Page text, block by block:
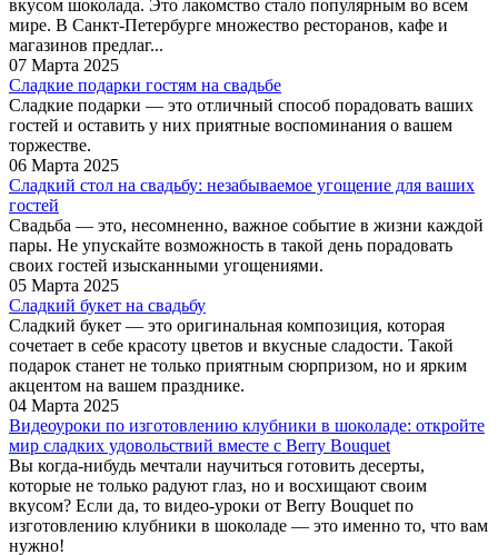
вкусом шоколада. Это лакомство стало популярным во всем
мире. В Санкт-Петербурге множество ресторанов, кафе и
магазинов предлаг...
07 Марта 2025
Сладкие подарки гостям на свадьбе
Сладкие подарки — это отличный способ порадовать ваших
гостей и оставить у них приятные воспоминания о вашем
торжестве.
06 Марта 2025
Сладкий стол на свадьбу: незабываемое угощение для ваших
гостей
Свадьба — это, несомненно, важное событие в жизни каждой
пары. Не упускайте возможность в такой день порадовать
своих гостей изысканными угощениями.
05 Марта 2025
Сладкий букет на свадьбу
Сладкий букет — это оригинальная композиция, которая
сочетает в себе красоту цветов и вкусные сладости. Такой
подарок станет не только приятным сюрпризом, но и ярким
акцентом на вашем празднике.
04 Марта 2025
Видеоуроки по изготовлению клубники в шоколаде: откройте
мир сладких удовольствий вместе с Berry Bouquet
Вы когда-нибудь мечтали научиться готовить десерты,
которые не только радуют глаз, но и восхищают своим
вкусом? Если да, то видео-уроки от Berry Bouquet по
изготовлению клубники в шоколаде — это именно то, что вам
нужно!